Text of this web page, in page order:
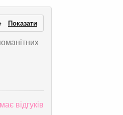
Показати
відгуків